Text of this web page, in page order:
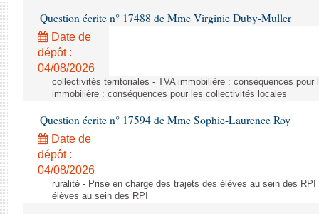
Question écrite n° 17488 de Mme Virginie Duby-Muller
Date de
dépôt :
04/08/2026
collectivités territoriales - TVA immobilière : conséquences
immobilière : conséquences pour les collectivités locales
Question écrite n° 17594 de Mme Sophie-Laurence Roy
Date de
dépôt :
04/08/2026
ruralité - Prise en charge des trajets des élèves au sein des
élèves au sein des RPI